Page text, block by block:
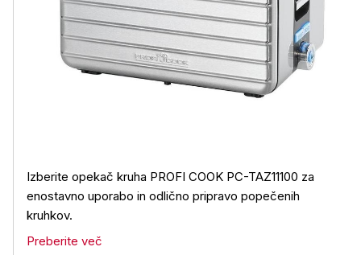
Izberite opekač kruha PROFI COOK PC-TAZ11100 za
enostavno uporabo in odlično pripravo popečenih
kruhkov.
Preberite več